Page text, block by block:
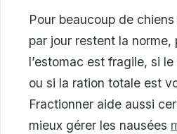
Pour beaucoup de
par jour restent la norme,
l’estomac est fragile, si
ou si la ration totale est
Fractionner aide aussi
mieux gérer les nausées